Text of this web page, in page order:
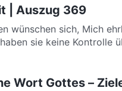
| Auszug 369
wünschen sich, Mich
sie keine Kontrolle
Wort Gottes –